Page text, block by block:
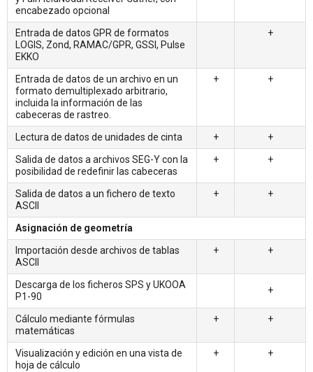
encabezado opcional
Entrada de datos GPR de formatos
LOGIS, Zond, RAMAC/GPR, GSSI, Pulse
EKKO
+
Entrada de datos de un archivo en un
formato demultiplexado arbitrario,
incluida la información de las
cabeceras de rastreo.
+ +
Lectura de datos de unidades de cinta +
+
Salida de datos a archivos SEG-Y con la
posibilidad de redefinir las cabeceras
+ +
Salida de datos a un fichero de texto
ASCII
+ +
Asignación de geometría
Importación desde archivos de tablas
ASCII
+ +
Descarga de los ficheros SPS y UKOOA
P1-90
+
Cálculo mediante fórmulas
matemáticas
+ +
Visualización y edición en una vista de
hoja de cálculo
+ +